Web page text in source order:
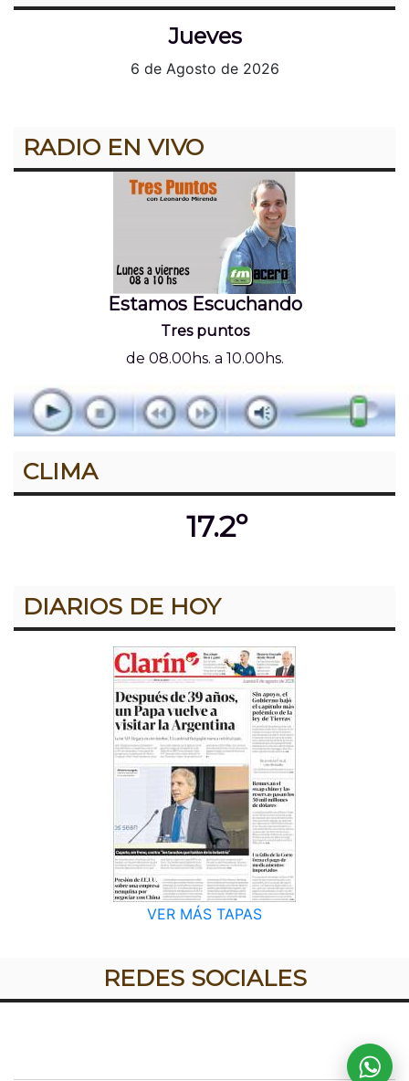
Jueves
6 de Agosto de 2026
RADIO EN VIVO
Estamos Escuchando
Tres puntos
de 08.00hs. a 10.00hs.
CLIMA
17.2º
DIARIOS DE HOY
VER MÁS TAPAS
REDES SOCIALES